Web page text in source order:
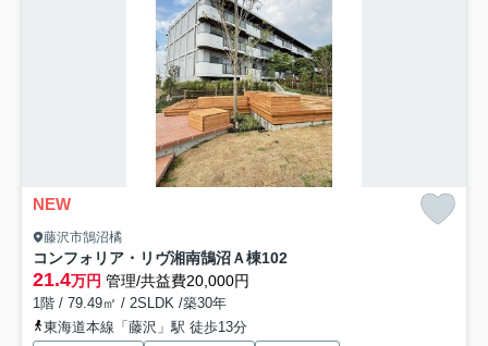
NEW
藤沢市鵠沼橘
コンフォリア・リヴ湘南鵠沼Ａ棟102
21.4万円 管理/共益費20,000円
1階 / 79.49㎡ / 2SLDK /築30年
東海道本線「藤沢」駅 徒歩13分